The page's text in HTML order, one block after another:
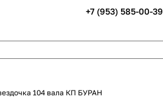
+7 (953) 585-00-39
104 вала КП БУРАН